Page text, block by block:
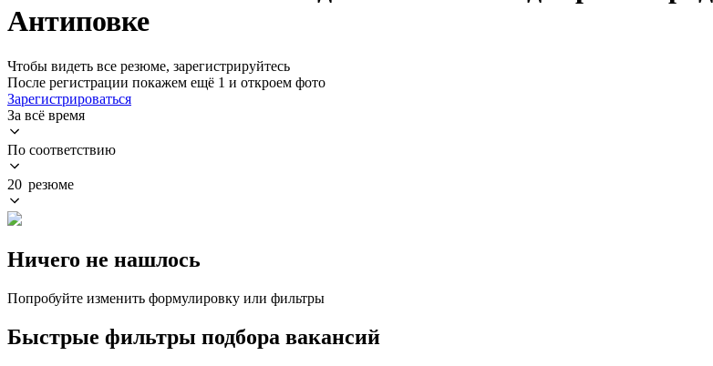
Антиповке
Чтобы видеть все резюме, зарегистрируйтесь
После регистрации покажем ещё 1 и откроем фото
Зарегистрироваться
За всё время
По соответствию
20 резюме
Ничего не нашлось
Попробуйте изменить формулировку или фильтры
Быстрые фильтры подбора вакансий